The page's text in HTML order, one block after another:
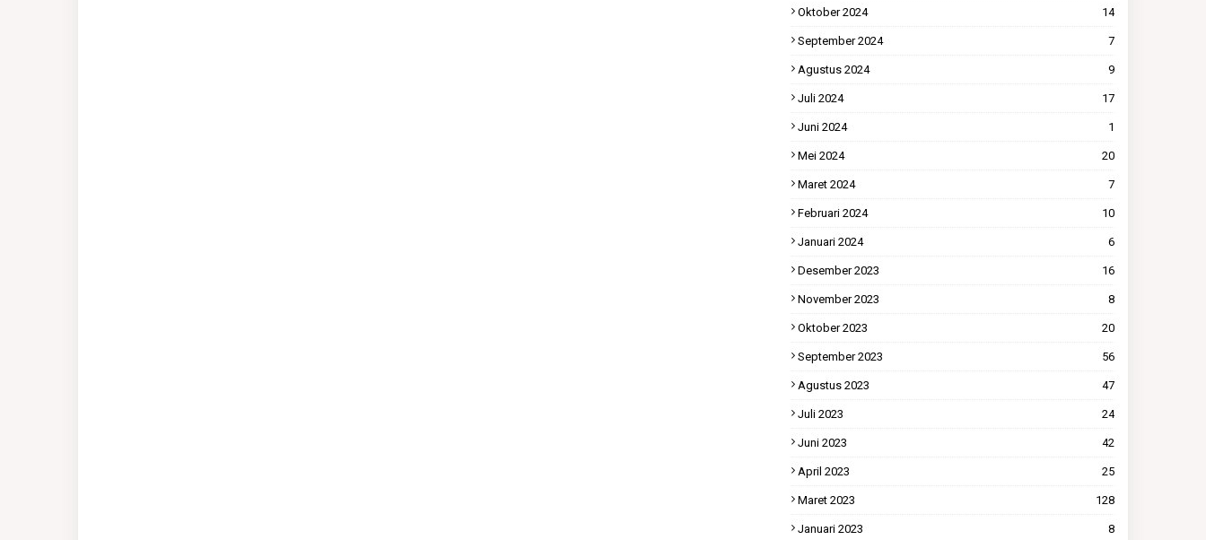
Oktober 2024 14
September 2024 7
Agustus 2024 9
Juli 2024 17
Juni 2024 1
Mei 2024 20
Maret 2024 7
Februari 2024 10
Januari 2024 6
Desember 2023 16
November 2023 8
Oktober 2023 20
September 2023 56
Agustus 2023 47
Juli 2023 24
Juni 2023 42
April 2023 25
Maret 2023 128
Januari 2023 8